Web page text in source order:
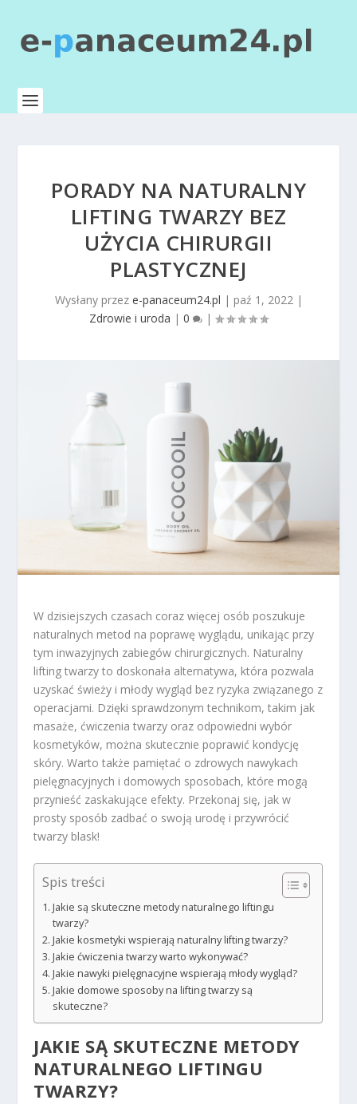
PORADY NA NATURALNY
LIFTING TWARZY BEZ
UŻYCIA CHIRURGII
PLASTYCZNEJ
Wysłany przez e-panaceum24.pl | paź 1, 2022|
Zdrowie i uroda | 0 |
W dzisiejszych czasach coraz więcej osób poszukuje
naturalnych metod na poprawę wyglądu, unikając przy
tym inwazyjnych zabiegów chirurgicznych. Naturalny
lifting twarzy to doskonała alternatywa, która pozwala
uzyskać świeży i młody wygląd bez ryzyka związanego z
operacjami. Dzięki sprawdzonym technikom, takim jak
masaże, ćwiczenia twarzy oraz odpowiedni wybór
kosmetyków, można skutecznie poprawić kondycję
skóry. Warto także pamiętać o zdrowych nawykach
pielęgnacyjnych i domowych sposobach, które mogą
przynieść zaskakujące efekty. Przekonaj się, jak w
prosty sposób zadbać o swoją urodę i przywrócić
twarzy blask!
Spis treści
Jakie są skuteczne metody naturalnego liftingu
twarzy?
Jakie kosmetyki wspierają naturalny lifting twarzy?
Jakie ćwiczenia twarzy warto wykonywać?
Jakie nawyki pielęgnacyjne wspierają młody wygląd?
Jakie domowe sposoby na lifting twarzy są
skuteczne?
JAKIE SĄ SKUTECZNE METODY
NATURALNEGO LIFTINGU
TWARZY?